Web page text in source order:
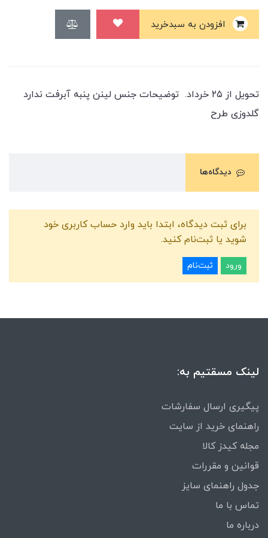
تحویل از ۲۵ خرداد. توضیحات جنس لینن پنبه آبرفت ندارد
گلدوزی طرح
دیدگاه‌ها
برای ثبت دیدگاه، ابتدا باید وارد حساب کاربری خود
شوید یا ثبت‌نام کنید.
ورود ثبت‌نام
لینک مسقتیم به:
پیگیری ارسال سفارشات
راهنمای خرید از سایت
مجله کیدز کالا
قوانین و مقررات
جدول راهنمای سایز
تماس با ما
درباره ما